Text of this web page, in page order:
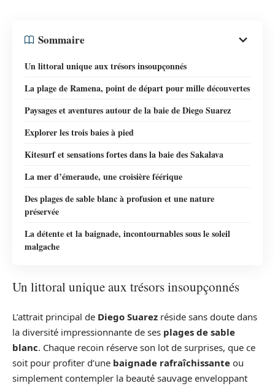
Sommaire
Un littoral unique aux trésors insoupçonnés
La plage de Ramena, point de départ pour mille découvertes
Paysages et aventures autour de la baie de Diego Suarez
Explorer les trois baies à pied
Kitesurf et sensations fortes dans la baie des Sakalava
La mer d’émeraude, une croisière féérique
Des plages de sable blanc à profusion et une nature
préservée
La détente et la baignade, incontournables sous le soleil
malgache
Un littoral unique aux trésors insoupçonnés
L’attrait principal de Diego Suarez réside sans doute dans
la diversité impressionnante de ses plages de sable
blanc. Chaque recoin réserve son lot de surprises, que ce
soit pour profiter d’une baignade rafraîchissante ou
simplement contempler la beauté sauvage enveloppant